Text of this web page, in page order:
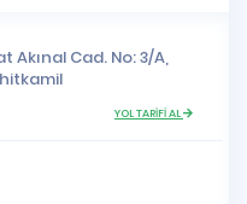
Akınal Cad. No: 3/A,
YOL TARİFİ AL